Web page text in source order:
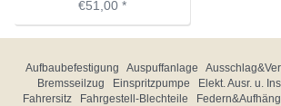
€51,00 *
Aufbaubefestigung Auspuffanlage
Bremsseilzug
Einspritzpumpe Elekt. Ausr. u.
Fahrersitz
Fahrgestell-Blechteile